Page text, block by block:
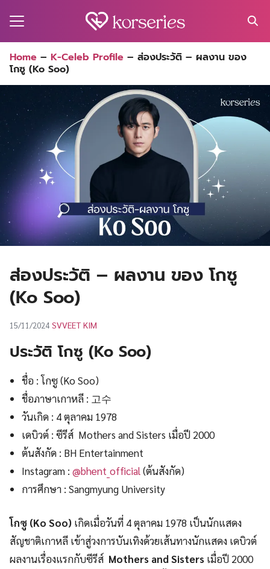
for:
Home – K-Celeb Profile – ส่องประวัติ – ผลงาน ของ
โกซู (Ko Soo)
ส่องประวัติ – ผลงาน ของ โกซู
(Ko Soo)
15/11/2024 SVVEET KIM
ประวัติ โกซู (Ko Soo)
ชื่อ : โกซู (Ko Soo)
ชื่อภาษาเกาหลี : 고수
วันเกิด : 4 ตุลาคม 1978
เดบิวต์ : ซีรีส์ Mothers and Sisters เมื่อปี 2000
ต้นสังกัด : BH Entertainment
Instagram :@bhent_official(ต้นสังกัด)
การศึกษา : Sangmyung University
โกซู (Ko Soo) เกิดเมื่อวันที่ 4 ตุลาคม 1978 เป็นนักแสดง
สัญชาติเกาหลี เข้าสู่วงการบันเทิงด้วยเส้นทางนักแสดง เดบิวต์
ผลงานเรื่องแรกกับซีรีส์ Mothers and Sisters เมื่อปี 2000